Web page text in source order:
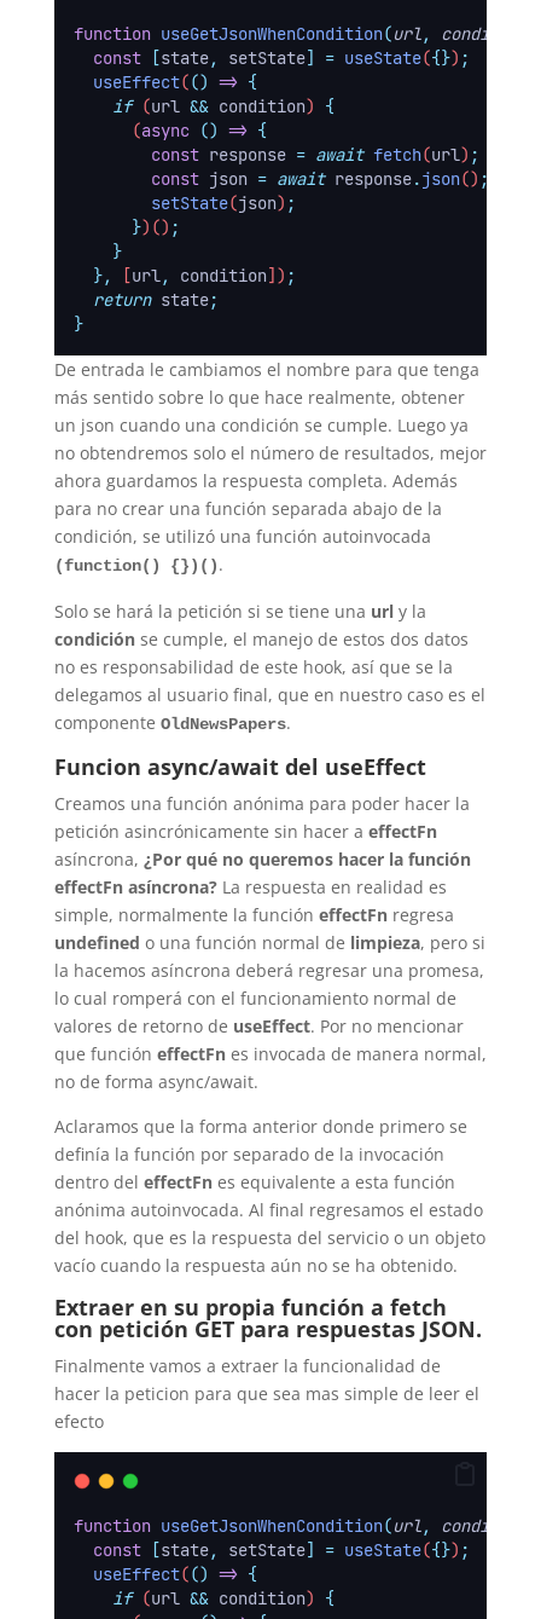
function useGetJsonWhenCondition(url, condition
const
[state, setState] = useState({}) ;
useEffect(() => {
if (url && condition) {
      (
async () => {
const response = await fetch(url) ;
const json = await response.json() ;
setState(json) ;
})() ;
}
},
[url, condition]) ;
return state;
}
De entrada le cambiamos el nombre para que tenga
más sentido sobre lo que hace realmente, obtener
un json cuando una condición se cumple. Luego ya
no obtendremos solo el número de resultados, mejor
ahora guardamos la respuesta completa. Además
para no crear una función separada abajo de la
condición, se utilizó una función autoinvocada
(function() {})().
Solo se hará la petición si se tiene una urly la
condiciónse cumple, el manejo de estos dos datos
no es responsabilidad de este hook, así que se la
delegamos al usuario final, que en nuestro caso es el
componente OldNewsPapers.
Funcion async/await del useEffect
Creamos una función anónima para poder hacer la
petición asincrónicamente sin hacer a effectFn
asíncrona, ¿Por qué no queremos hacer la función
effectFn asíncrona?La respuesta en realidad es
simple, normalmente la función effectFnregresa
undefined o una función normal de limpieza, pero si
la hacemos asíncrona deberá regresar una promesa,
lo cual romperá con el funcionamiento normal de
valores de retorno de useEffect. Por no mencionar
que función effectFnes invocada de manera normal,
no de forma async/await.
Aclaramos que la forma anterior donde primero se
definía la función por separado de la invocación
dentro del effectFnes equivalente a esta función
anónima autoinvocada. Al final regresamos el estado
del hook, que es la respuesta del servicio o un objeto
vacío cuando la respuesta aún no se ha obtenido.
Extraer en su propia función a fetch
con petición GET para respuestas JSON.
Finalmente vamos a extraer la funcionalidad de
hacer la peticion para que sea mas simple de leer el
efecto
function useGetJsonWhenCondition(url, condition
const
[state, setState] = useState({}) ;
useEffect(() => {
if (url && condition) {